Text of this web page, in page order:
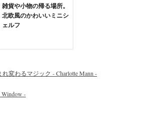
雑貨や小物の帰る場所。
北欧風のかわいいミニシ
ェルフ
変わるマジック - Charlotte Mann -
Window -